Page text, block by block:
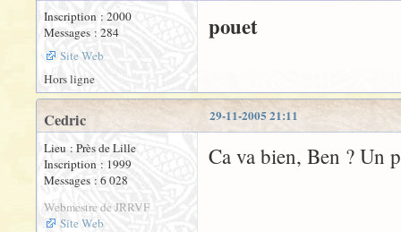
Inscription : 2000
Messages : 284
Site Web
pouet
Hors ligne
29-11-2005 21:11
Cedric
Lieu : Près de Lille
Inscription : 1999
Messages : 6 028
Webmestre de JRRVF
Site Web
Ca va bien, Ben ? Un